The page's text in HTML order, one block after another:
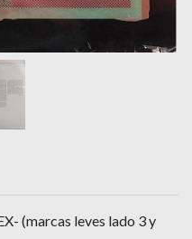
(marcas leves lado 3 y